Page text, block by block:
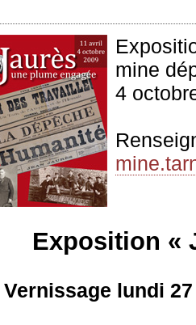
mine
4
Exposition «
Vernissage lundi